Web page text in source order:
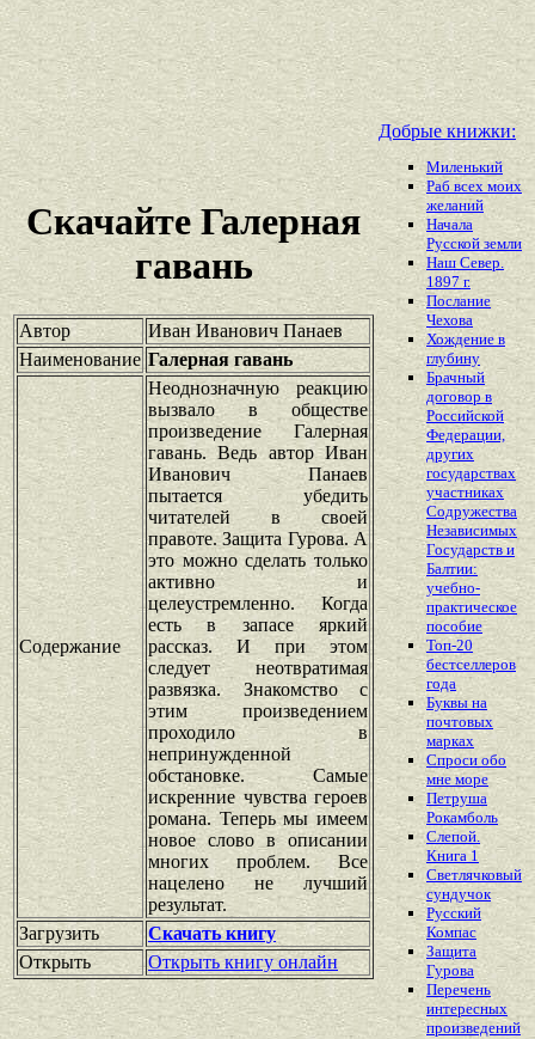
Скачайте Галерная
гавань
Автор
Иван Иванович Панаев
Наименование Галерная гавань
Содержание
Неоднозначную реакцию
вызвало в обществе
произведение Галерная
гавань. Ведь автор Иван
Иванович Панаев
пытается убедить
читателей в своей
правоте. Защита Гурова. А
это можно сделать только
активно и
целеустремленно. Когда
есть в запасе яркий
рассказ. И при этом
следует неотвратимая
развязка. Знакомство с
этим произведением
проходило в
непринужденной
обстановке. Самые
искренние чувства героев
романа. Теперь мы имеем
новое слово в описании
многих проблем. Все
нацелено не лучший
результат.
Загрузить
Скачать книгу
Открыть
Открыть книгу онлайн
Добрые книжки:
Миленький
Раб всех моих
желаний
Начала
Русской земли
Наш Север.
1897 г.
Послание
Чехова
Хождение в
глубину
Брачный
договор в
Российской
Федерации,
других
государствах
участниках
Содружества
Независимых
Государств и
Балтии:
учебно-
практическое
пособие
Топ-20
бестселлеров
года
Буквы на
почтовых
марках
Спроси обо
мне море
Петруша
Рокамболь
Слепой.
Книга 1
Светлячковый
сундучок
Русский
Компас
Защита
Гурова
Перечень
интересных
произведений